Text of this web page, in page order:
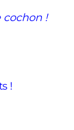
!
!